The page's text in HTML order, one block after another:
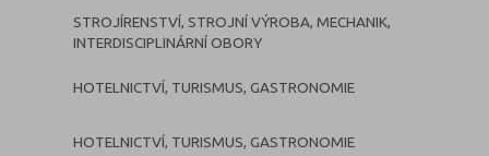
STROJÍRENSTVÍ, STROJNÍ VÝROBA, MECHANIK,
INTERDISCIPLINÁRNÍ OBORY
HOTELNICTVÍ, TURISMUS, GASTRONOMIE
HOTELNICTVÍ, TURISMUS, GASTRONOMIE